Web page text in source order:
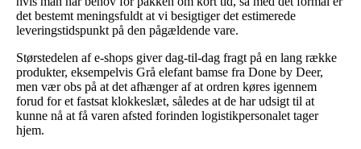
det bestemt meningsfuldt at vi besigtiger det estimerede
leveringstidspunkt på den pågældende vare.
Størstedelen af e-shops giver dag-til-dag fragt på en lang række
produkter, eksempelvis Grå elefant bamse fra Done by Deer,
men vær obs på at det afhænger af at ordren køres igennem
forud for et fastsat klokkeslæt, således at de har udsigt til at
kunne nå at få varen afsted forinden logistikpersonalet tager
hjem.